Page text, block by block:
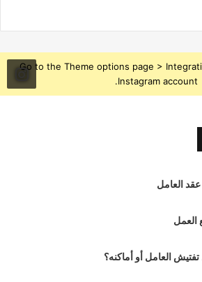
Go to the Theme options page >
Instagram account.
عقد العامل
العمل
العامل أو أماكنه؟